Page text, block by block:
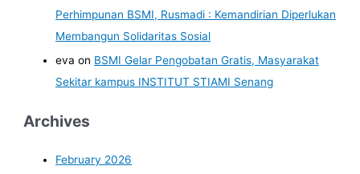
Perhimpunan BSMI, Rusmadi : Kemandirian Diperlukan
Membangun Solidaritas Sosial
eva on BSMI Gelar Pengobatan Gratis, Masyarakat
Sekitar kampus INSTITUT STIAMI Senang
Archives
February 2026